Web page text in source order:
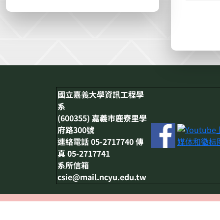
國立嘉義大學資訊工程學
系
(600355) 嘉義市鹿寮里學
府路300號
連絡電話 05-2717740 傳
真 05-2717741
系所信箱
csie@mail.ncyu.edu.tw